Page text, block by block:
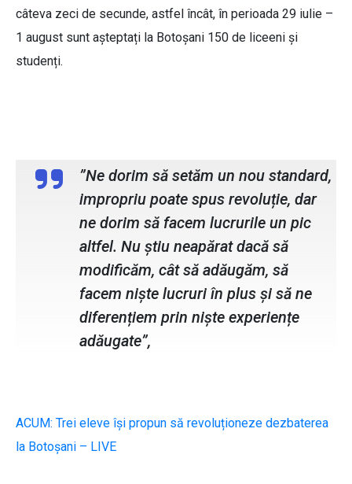
câteva zeci de secunde, astfel încât, în perioada 29 iulie –
1 august sunt așteptați la Botoșani 150 de liceeni și
studenți.
”Ne dorim să setăm un nou standard,
impropriu poate spus revoluție, dar
ne dorim să facem lucrurile un pic
altfel. Nu știu neapărat dacă să
modificăm, cât să adăugăm, să
facem niște lucruri în plus și să ne
diferențiem prin niște experiențe
adăugate”,
ACUM: Trei eleve își propun să revoluționeze dezbaterea
la Botoșani – LIVE